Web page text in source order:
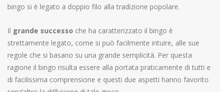
bingo si è legato a doppio filo alla tradizione popolare.
Il grande successo che ha caratterizzato il bingo è
strettamente legato, come si può facilmente intuire, alle sue
regole che si basano su una grande semplicità. Per questa
ragione il bingo risulta essere alla portata praticamente di tutti e
di facilissima comprensione e questi due aspetti hanno favorito